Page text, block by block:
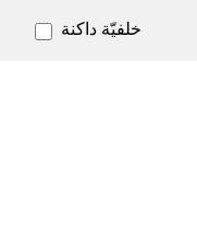
خلفيّة داكنة